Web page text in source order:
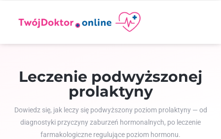
Leczenie podwyższonej
prolaktyny
Dowiedz się, jak leczy się podwyższony poziom prolaktyny — od
diagnostyki przyczyny zaburzeń hormonalnych, po leczenie
farmakologiczne regulujące poziom hormonu.